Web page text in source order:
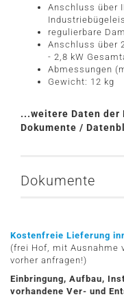
Anschluss über
regulierbare
Anschluss über
- 2,8 kW
Abmessungen
Gewicht: 12 kg
...weitere Daten der
Dokumente /
Dokumente
Kostenfreie Lieferung
(frei Hof, mit Ausnahme
vorher anfragen!)
Einbringung, Aufbau,
vorhandene Ver- und